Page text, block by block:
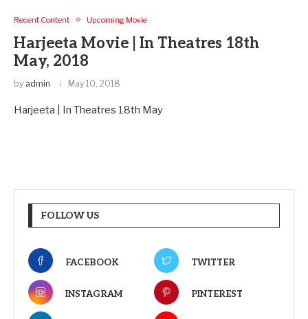
Recent Content Upcoming Movie
Harjeeta Movie | In Theatres 18th
May, 2018
by admin May 10, 2018
Harjeeta | In Theatres 18th May
FOLLOW US
FACEBOOK TWITTER
INSTAGRAM PINTEREST